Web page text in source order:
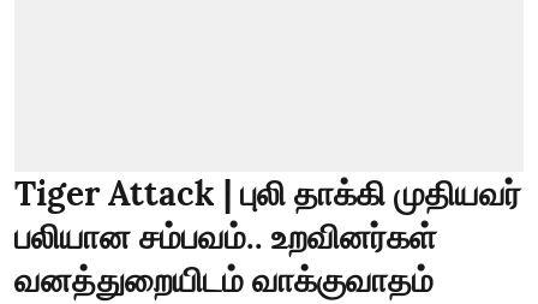
Tiger Attack | புலி தாக்கி முதியவர்
பலியான சம்பவம்.. உறவினர்கள்
வனத்துறையிடம் வாக்குவாதம்